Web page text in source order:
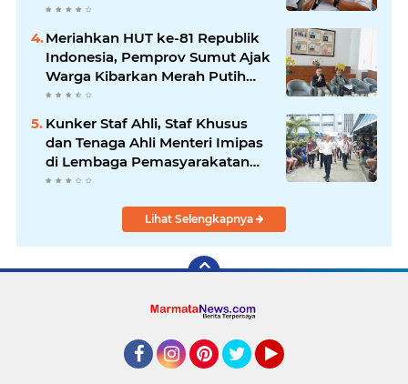
Meriahkan HUT ke-81 Republik
Indonesia, Pemprov Sumut Ajak
Warga Kibarkan Merah Putih
Mulai 1 Agustus
Kunker Staf Ahli, Staf Khusus
dan Tenaga Ahli Menteri Imipas
di Lembaga Pemasyarakatan
Kelas I Medan: Pelayanan Prima
Lihat Selengkapnya